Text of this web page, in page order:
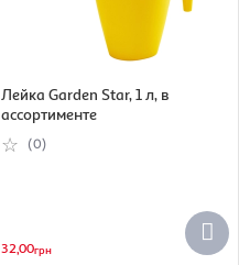
Лейка Garden Star, 1 л, в
ассортименте
(0)
32,00грн